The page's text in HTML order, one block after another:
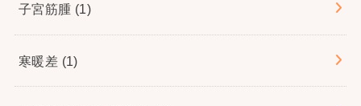
子宮筋腫 (1)
寒暖差 (1)